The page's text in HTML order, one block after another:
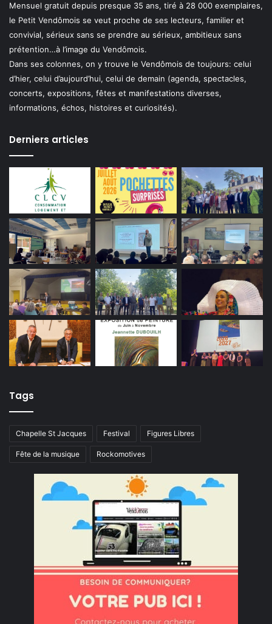
Mensuel gratuit depuis presque 35 ans, tiré à 28 000 exemplaires,
le Petit Vendômois se veut proche de ses lecteurs, familier et
convivial, sérieux sans se prendre au sérieux, ambitieux sans
prétention…à l’image du Vendômois.
Dans ses colonnes, on y trouve le Vendômois de toujours: celui
d’hier, celui d’aujourd’hui, celui de demain (agenda, spectacles,
concerts, expositions, fêtes et manifestations diverses,
informations, échos, histoires et curiosités).
Derniers articles
Tags
Chapelle St Jacques Festival Figures Libres
Fête de la musique Rockomotives